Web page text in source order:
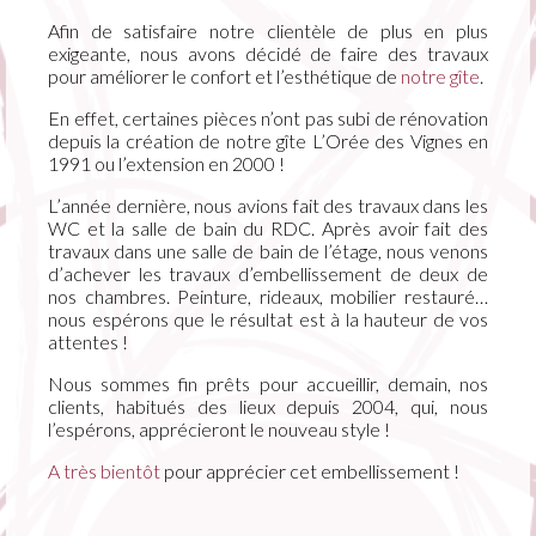
Afin de satisfaire notre clientèle de plus en plus
exigeante, nous avons décidé de faire des travaux
pour améliorer le confort et l’esthétique de notre gîte.
En effet, certaines pièces n’ont pas subi de rénovation
depuis la création de notre gîte L’Orée des Vignes en
1991 ou l’extension en 2000 !
L’année dernière, nous avions fait des travaux dans les
WC et la salle de bain du RDC. Après avoir fait des
travaux dans une salle de bain de l’étage, nous venons
d’achever les travaux d’embellissement de deux de
nos chambres. Peinture, rideaux, mobilier restauré…
nous espérons que le résultat est à la hauteur de vos
attentes !
Nous sommes fin prêts pour accueillir, demain, nos
clients, habitués des lieux depuis 2004, qui, nous
l’espérons, apprécieront le nouveau style !
A très bientôt pour apprécier cet embellissement !